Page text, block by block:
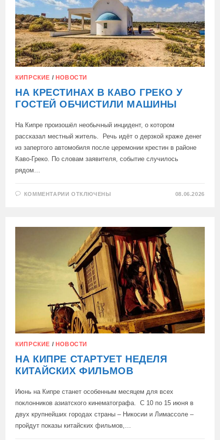
ЭНЕРГОСНАБЖЕНИЯ
ДАТА-
ЦЕНТРОВ
КИПРСКИЕ / НОВОСТИ
НА КРЕСТИНАХ В КАВО ГРЕКО У
ГОСТЕЙ ОБЧИСТИЛИ МАШИНЫ
На Кипре произошёл необычный инцидент, о котором
рассказал местный житель. Речь идёт о дерзкой краже денег
из запертого автомобиля после церемонии крестин в районе
Каво-Греко. По словам заявителя, событие случилось
рядом…
КОММЕНТАРИИ К
КАВО
ГРЕКО
ГОСТЕЙ
ОБЧИСТИЛИ
МАШИНЫ
ОТКЛЮЧЕНЫ 08.06.2026
КИПРСКИЕ / НОВОСТИ
НА КИПРЕ СТАРТУЕТ НЕДЕЛЯ
КИТАЙСКИХ ФИЛЬМОВ
Июнь на Кипре станет особенным месяцем для всех
поклонников азиатского кинематографа. С 10 по 15 июня в
двух крупнейших городах страны – Никосии и Лимассоле –
пройдут показы китайских фильмов,…